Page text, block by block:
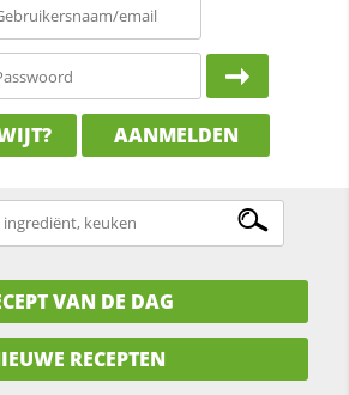
AANMELDEN
VAN DE DAG
RECEPTEN